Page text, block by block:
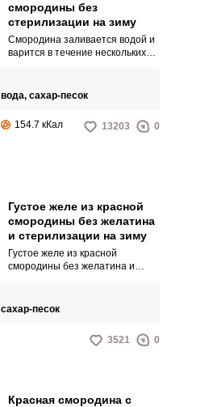
смородины без
стерилизации на зиму
Смородина заливается водой и
варится в течение нескольких
добавляется сахар и всё
вода, сахар-песок
154.7 кКал 13203 0
Густое желе из красной
смородины без желатина
и стерилизации на зиму
Густое желе из красной
смородины без желатина и
ценителей домашних заготовок.
этого желе буквально тает во
рту, оставляя яркий и
сахар-песок
3521 0
Красная смородина с